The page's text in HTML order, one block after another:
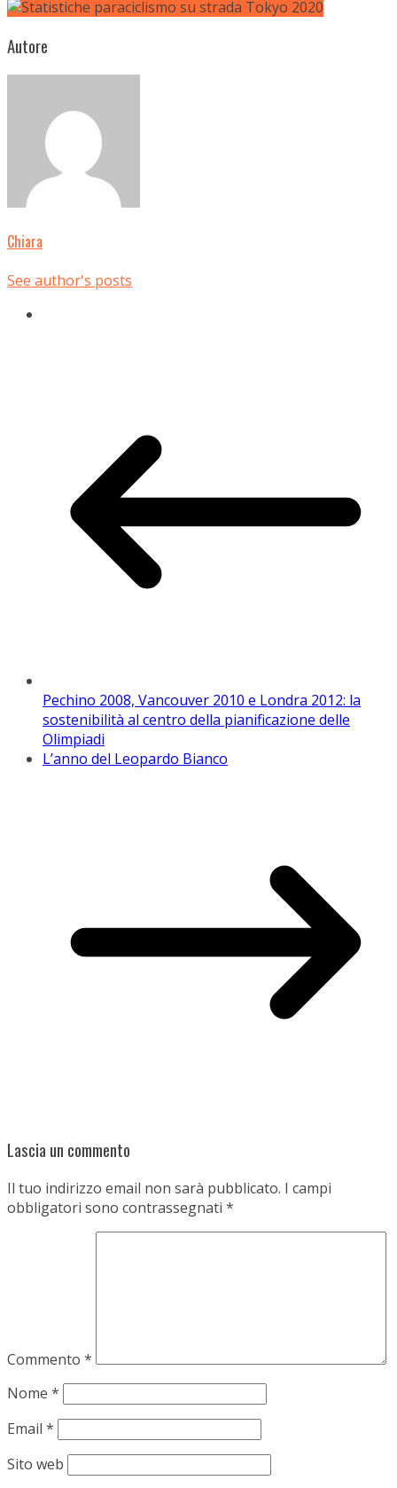
Autore
Chiara
See author's posts
Pechino 2008, Vancouver 2010 e Londra 2012: la
sostenibilità al centro della pianificazione delle
Olimpiadi
L’anno del Leopardo Bianco
Lascia un commento
Il tuo indirizzo email non sarà pubblicato. I campi
obbligatori sono contrassegnati *
Commento *
Nome *
Email *
Sito web